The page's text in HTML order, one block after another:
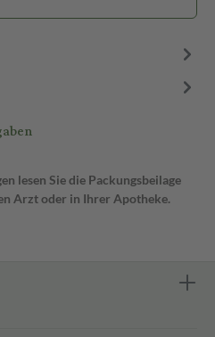
lesen Sie die Packungsbeilage
Arzt oder in Ihrer Apotheke.